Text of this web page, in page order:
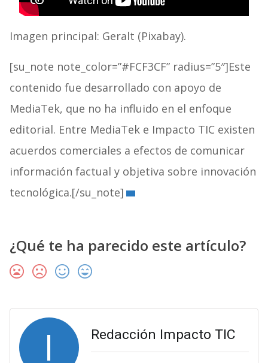
Imagen principal: Geralt (Pixabay).
[su_note note_color=”#FCF3CF” radius=”5″]Este
contenido fue desarrollado con apoyo de
MediaTek, que no ha influido en el enfoque
editorial. Entre MediaTek e Impacto TIC existen
acuerdos comerciales a efectos de comunicar
información factual y objetiva sobre innovación
tecnológica.[/su_note]
¿Qué te ha parecido este artículo?
I Redacción Impacto TIC